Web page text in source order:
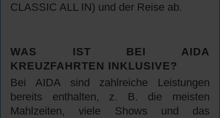
CLASSIC ALL IN) und der Reise ab.
WAS IST BEI AIDA
KREUZFAHRTEN INKLUSIVE?
Bei AIDA sind zahlreiche Leistungen
bereits enthalten, z. B. die meisten
Mahlzeiten, viele Shows und das